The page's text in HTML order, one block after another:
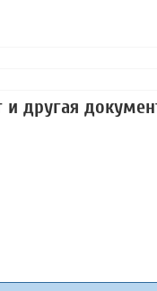
и другая